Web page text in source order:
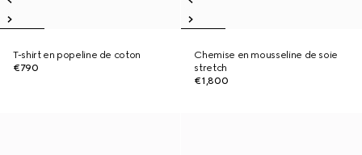
T-shirt en popeline de coton
€790
Chemise en mousseline de soie
stretch
€1,800